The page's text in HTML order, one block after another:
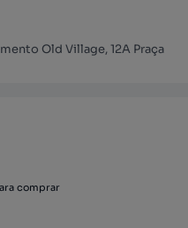
Old Village, 12A Praça
comprar